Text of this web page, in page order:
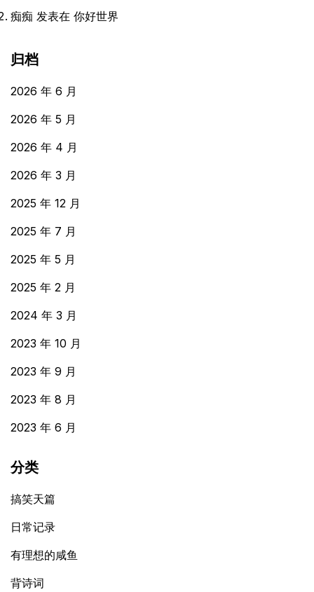
痴痴 发表在 你好世界
归档
2026 年 6 月
2026 年 5 月
2026 年 4 月
2026 年 3 月
2025 年 12 月
2025 年 7 月
2025 年 5 月
2025 年 2 月
2024 年 3 月
2023 年 10 月
2023 年 9 月
2023 年 8 月
2023 年 6 月
分类
搞笑天篇
日常记录
有理想的咸鱼
背诗词